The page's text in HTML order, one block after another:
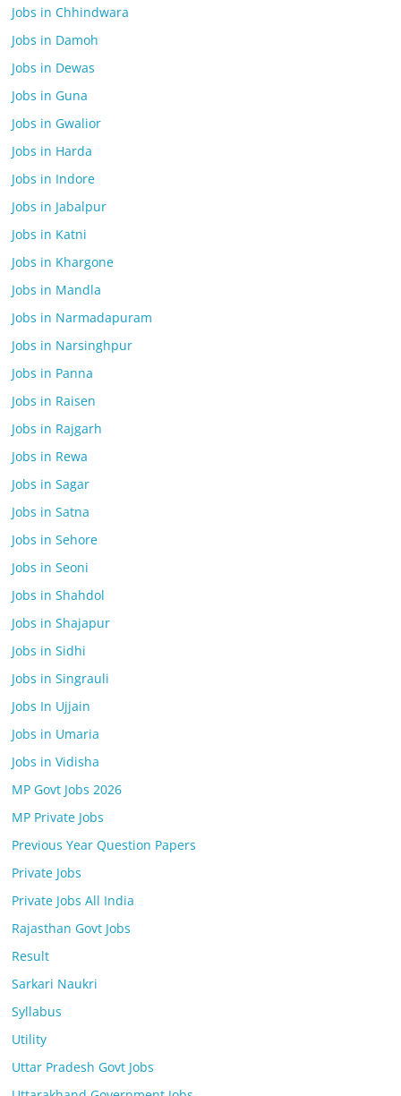
Jobs in Chhindwara
Jobs in Damoh
Jobs in Dewas
Jobs in Guna
Jobs in Gwalior
Jobs in Harda
Jobs in Indore
Jobs in Jabalpur
Jobs in Katni
Jobs in Khargone
Jobs in Mandla
Jobs in Narmadapuram
Jobs in Narsinghpur
Jobs in Panna
Jobs in Raisen
Jobs in Rajgarh
Jobs in Rewa
Jobs in Sagar
Jobs in Satna
Jobs in Sehore
Jobs in Seoni
Jobs in Shahdol
Jobs in Shajapur
Jobs in Sidhi
Jobs in Singrauli
Jobs In Ujjain
Jobs in Umaria
Jobs in Vidisha
MP Govt Jobs 2026
MP Private Jobs
Previous Year Question Papers
Private Jobs
Private Jobs All India
Rajasthan Govt Jobs
Result
Sarkari Naukri
Syllabus
Utility
Uttar Pradesh Govt Jobs